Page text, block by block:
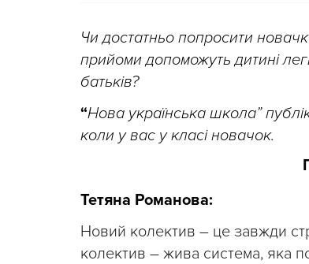
Чи достатньо попросити
прийоми допоможуть дитині
батьків?
“Нова українська школа”
коли у вас у класі новачок.
Тетяна Романова:
Новий колектив – це завжди
колектив – жива система, яка